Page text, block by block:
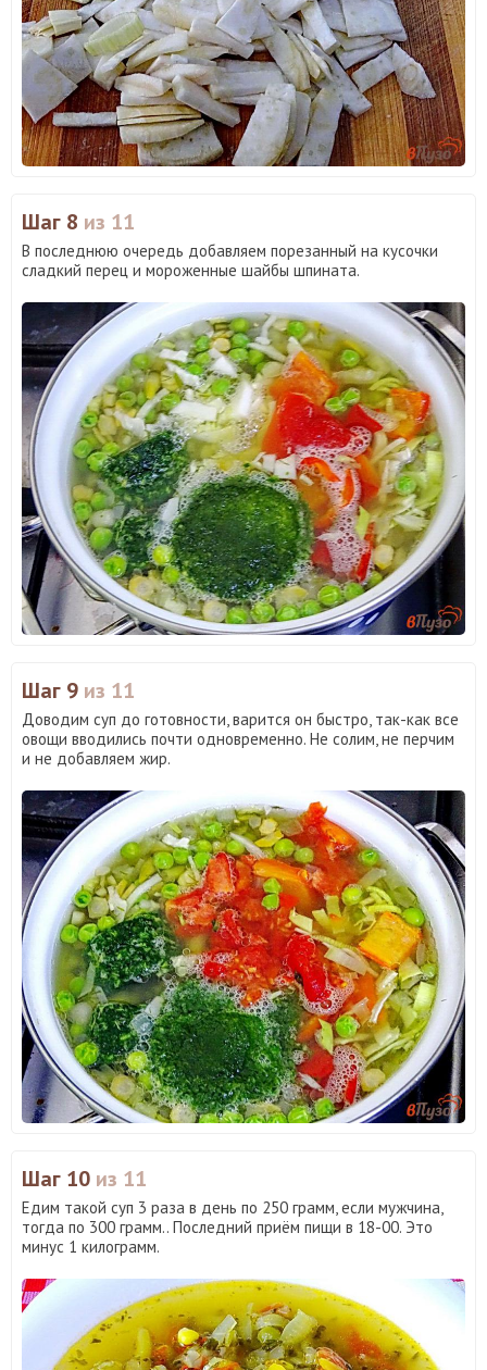
Шаг 8 из 11
В последнюю очередь добавляем порезанный на кусочки
сладкий перец и мороженные шайбы шпината.
Шаг 9 из 11
Доводим суп до готовности, варится он быстро, так-как все
овощи вводились почти одновременно. Не солим, не перчим
и не добавляем жир.
Шаг 10 из 11
Едим такой суп 3 раза в день по 250 грамм, если мужчина,
тогда по 300 грамм.. Последний приём пищи в 18-00. Это
минус 1 килограмм.